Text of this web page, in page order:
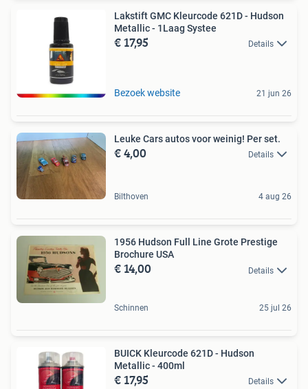
Lakstift GMC Kleurcode 621D - Hudson
Metallic - 1Laag Systee
€ 17,95 Details
Bezoek website 21 jun 26
Leuke Cars autos voor weinig! Per set.
€ 4,00 Details
Bilthoven 4 aug 26
1956 Hudson Full Line Grote Prestige
Brochure USA
€ 14,00 Details
Schinnen 25 jul 26
BUICK Kleurcode 621D - Hudson
Metallic - 400ml
€ 17,95 Details